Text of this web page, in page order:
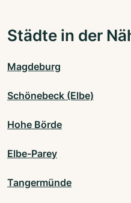
Städte in der
Magdeburg
Schönebeck (Elbe)
Hohe Börde
Elbe-Parey
Tangermünde